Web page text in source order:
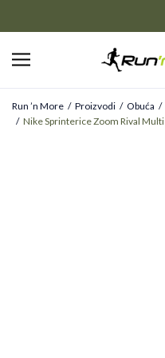
Run ’n More Proizvodi Obuća
Nike Sprinterice Zoom Rival Multi